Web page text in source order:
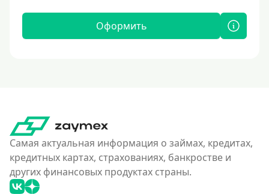
Оформить
Самая актуальная информация о займах, кредитах,
кредитных картах, страхованиях, банкростве и
других финансовых продуктах страны.